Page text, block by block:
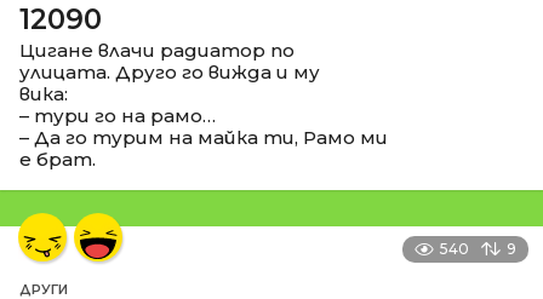
12090
Цигане влачи радиатор по
улицата. Друго го вижда и му
вика:
– тури го на рамо…
– Да го турим на майка ти, Рамо ми
е брат.
540 9
ДРУГИ